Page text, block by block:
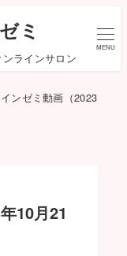
ミ
ラインサロン
MENU
ンゼミ動画（2023
10月21